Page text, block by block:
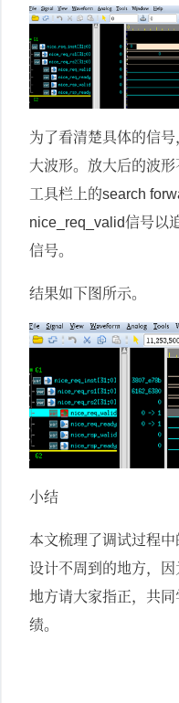
为了看清楚具体的信
大波形。放大后的波
工具栏上的search
nice_req_valid信号以
信号。
结果如下图所示。
小结
本文梳理了调试过程
设计不周到的地方，
地方请大家指正，共
绩。